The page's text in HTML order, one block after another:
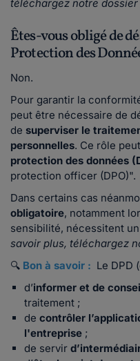
téléchargez notre
Êtes-vous obligé de
Protection des
Non.
Pour garantir la
peut être nécessaire de
de superviser le
personnelles. Ce rôle
protection des données
protection officer (DPO)".
Dans certains cas
obligatoire, notamment
sensibilité, nécessitent
savoir plus, téléchargez
🔍 Bon à savoir : Le DPD
d’informer et de
traitement ;
de contrôler
l'entreprise ;
de servir